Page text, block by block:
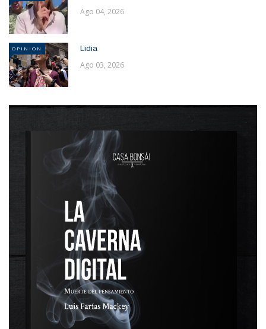
Ago 04, 2026
OPINION Lidia
Ago 03, 2026